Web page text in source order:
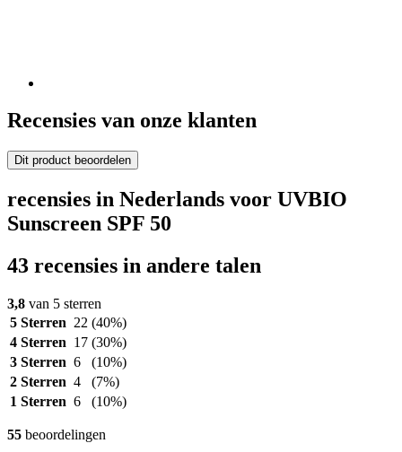
Recensies van onze klanten
Dit product beoordelen
recensies in Nederlands voor UVBIO
Sunscreen SPF 50
43 recensies in andere talen
3,8 van 5 sterren
5 Sterren 22 (40%)
4 Sterren 17 (30%)
3 Sterren 6
(10%)
2 Sterren 4
(7%)
1 Sterren 6 (10%)
55 beoordelingen